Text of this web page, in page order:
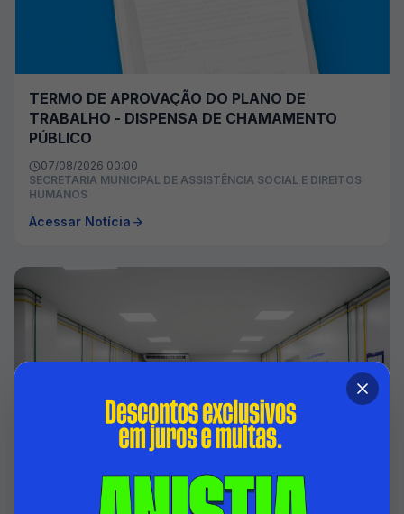
TERMO DE APROVAÇÃO DO PLANO DE
TRABALHO - DISPENSA DE CHAMAMENTO
PÚBLICO
07/08/2026 00:00
SECRETARIA MUNICIPAL DE ASSISTÊNCIA SOCIAL E DIREITOS
HUMANOS
Acessar Notícia